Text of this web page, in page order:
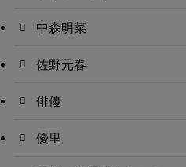
中森明菜
佐野元春
俳優
優里